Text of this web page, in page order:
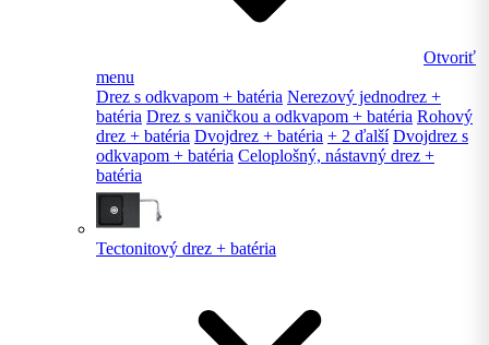
Otvoriť
menu
Drez s odkvapom + batéria Nerezový jednodrez +
batéria Drez s vaničkou a odkvapom + batéria Rohový
drez + batéria Dvojdrez + batéria + 2 ďalší Dvojdrez s
odkvapom + batéria Celoplošný, nástavný drez +
batéria
Tectonitový drez + batéria